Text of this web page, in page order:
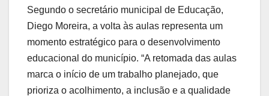
Segundo o secretário municipal de Educação,
Diego Moreira, a volta às aulas representa um
momento estratégico para o desenvolvimento
educacional do município. “A retomada das aulas
marca o início de um trabalho planejado, que
prioriza o acolhimento, a inclusão e a qualidade